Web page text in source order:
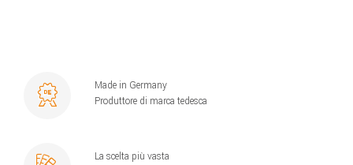
Made in Germany
Produttore di marca tedesca
La scelta più vasta